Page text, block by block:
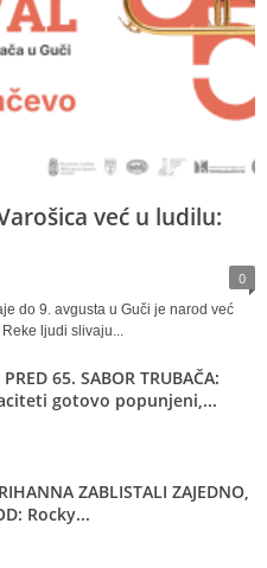
već u ludilu:
0
do 9. avgusta u Guči je narod već
ljudi slivaju...
65. SABOR TRUBAČA:
gotovo popunjeni,...
ZABLISTALI ZAJEDNO,
Rocky...